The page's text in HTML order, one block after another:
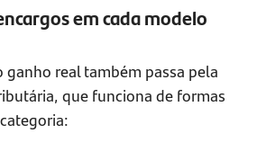
em cada modelo
ganho real também passa pela
que funciona de formas